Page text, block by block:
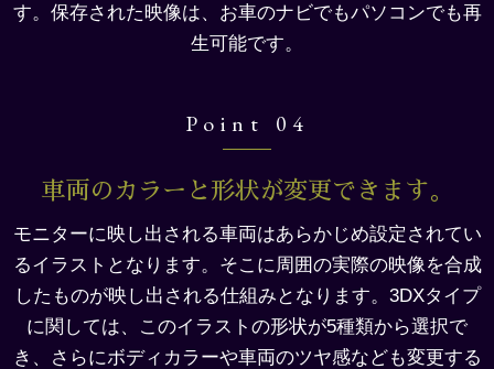
す。保存された映像は、お車のナビでもパソコンでも再
生可能です。
Point 04
車両のカラーと形状が変更できます。
モニターに映し出される車両はあらかじめ設定されてい
るイラストとなります。そこに周囲の実際の映像を合成
したものが映し出される仕組みとなります。3DXタイプ
に関しては、このイラストの形状が5種類から選択で
き、
さらにボディカラーや車両のツヤ感なども変更する